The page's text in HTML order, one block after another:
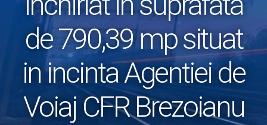
de 790,39 mp situat
in incinta Agentiei de
Voiaj CFR Brezoianu